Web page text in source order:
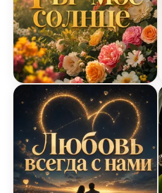
Открытка Я Люблю